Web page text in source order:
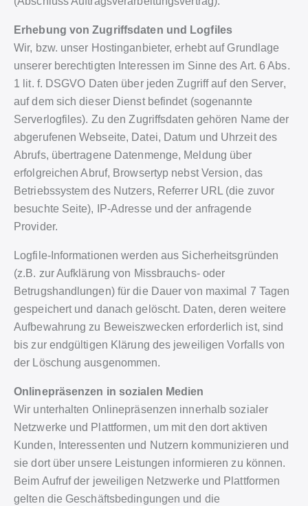
Erhebung von Zugriffsdaten und Logfiles
Wir, bzw. unser Hostinganbieter, erhebt auf Grundlage
unserer berechtigten Interessen im Sinne des Art. 6 Abs.
1 lit. f. DSGVO Daten über jeden Zugriff auf den Server,
auf dem sich dieser Dienst befindet (sogenannte
Serverlogfiles). Zu den Zugriffsdaten gehören Name der
abgerufenen Webseite, Datei, Datum und Uhrzeit des
Abrufs, übertragene Datenmenge, Meldung über
erfolgreichen Abruf, Browsertyp nebst Version, das
Betriebssystem des Nutzers, Referrer URL (die zuvor
besuchte Seite), IP-Adresse und der anfragende
Provider.
Logfile-Informationen werden aus Sicherheitsgründen
(z.B. zur Aufklärung von Missbrauchs- oder
Betrugshandlungen) für die Dauer von maximal 7 Tagen
gespeichert und danach gelöscht. Daten, deren weitere
Aufbewahrung zu Beweiszwecken erforderlich ist, sind
bis zur endgültigen Klärung des jeweiligen Vorfalls von
der Löschung ausgenommen.
Onlinepräsenzen in sozialen Medien
Wir unterhalten Onlinepräsenzen innerhalb sozialer
Netzwerke und Plattformen, um mit den dort aktiven
Kunden, Interessenten und Nutzern kommunizieren und
sie dort über unsere Leistungen informieren zu können.
Beim Aufruf der jeweiligen Netzwerke und Plattformen
gelten die Geschäftsbedingungen und die